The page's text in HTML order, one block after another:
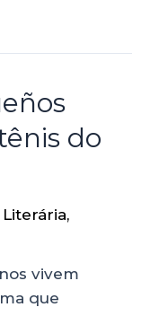
do
,
vivem
que